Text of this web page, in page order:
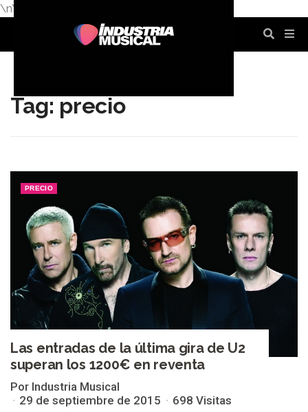
\n\n
Tag: precio
PRECIO
Las entradas de la última gira de U2
superan los 1200€ en reventa
Por Industria Musical
29 de septiembre de 2015
698 Visitas